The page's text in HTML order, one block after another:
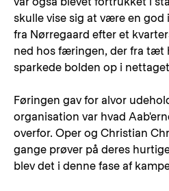
skulle vise sig at være en god
fra Nørregaard efter et
ned hos færingen, der fra tæt
sparkede bolden op i
Føringen gav for alvor
organisation var hvad
overfor. Oper og Christian
gange prøver på deres
blev det i denne fase af